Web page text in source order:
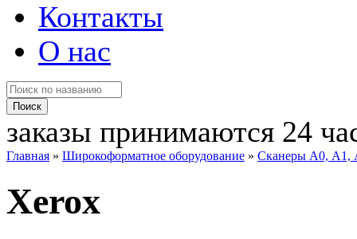
Контакты
О нас
заказы принимаются 24
Главная » Широкоформатное оборудование » Сканеры А0, А1,
Xerox